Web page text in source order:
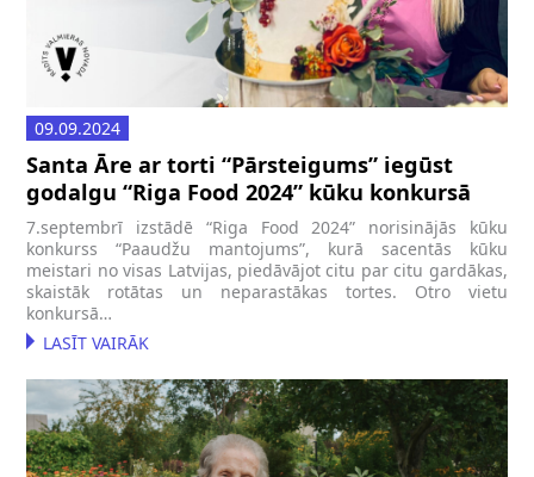
09.09.2024
Santa Āre ar torti “Pārsteigums” iegūst
godalgu “Riga Food 2024” kūku konkursā
7.septembrī izstādē “Riga Food 2024” norisinājās kūku
konkurss “Paaudžu mantojums”, kurā sacentās kūku
meistari no visas Latvijas, piedāvājot citu par citu gardākas,
skaistāk rotātas un neparastākas tortes. Otro vietu
konkursā…
LASĪT VAIRĀK